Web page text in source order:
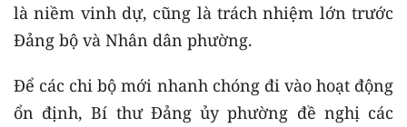
là niềm vinh dự, cũng là trách nhiệm lớn trước
Đảng bộ và Nhân dân phường.
Để các chi bộ mới nhanh chóng đi vào hoạt động
ổn định, Bí thư Đảng ủy phường đề nghị các